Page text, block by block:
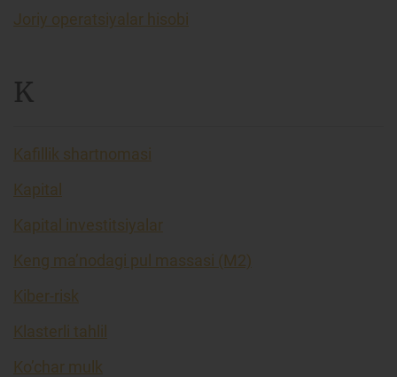
Joriy operatsiyalar hisobi
K
Kafillik shartnomasi
Kapital
Kapital investitsiyalar
Keng ma’nodagi pul massasi (M2)
Kiber-risk
Klasterli tahlil
Ko’char mulk